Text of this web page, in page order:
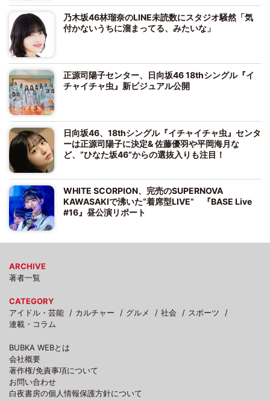
乃木坂46林瑠奈のLINE未読数にスタジオ騒然「気
付かないうちに溜まってる、みたいな」
正源司陽子センター、日向坂46 18thシングル『イ
チャイチャ虫』新ビジュアル公開
日向坂46、18thシングル『イチャイチャ虫』センタ
ーは正源司陽子に決定& 佐藤優羽や平岡海月な
ど、“ひなた坂46”からの選抜入りも注目！
WHITE SCORPION、完売のSUPERNOVA
KAWASAKIで沸いた“着席型LIVE” 『BASE Live
#16』昼公演リポート
ARCHIVE
著者一覧
CATEGORY
アイドル・芸能
カルチャー グルメ 社会
スポーツ
連載・コラム
BUBKA WEBとは
会社概要
著作権/免責事項について
お問い合わせ
白夜書房の個人情報保護方針について